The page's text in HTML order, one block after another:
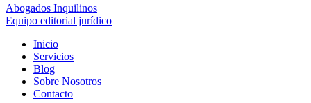
Abogados Inquilinos
Equipo editorial jurídico
Inicio
Servicios
Blog
Sobre Nosotros
Contacto